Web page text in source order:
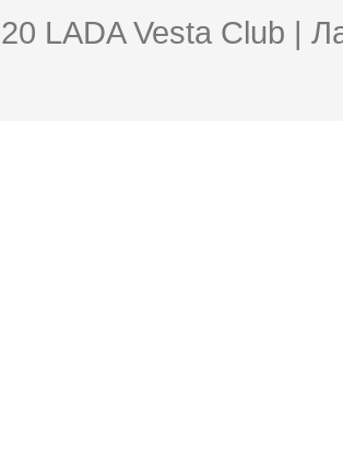
LADA Vesta Club |